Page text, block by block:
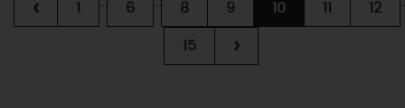
‹ 1 6 8 9 10 11 12
15 ›